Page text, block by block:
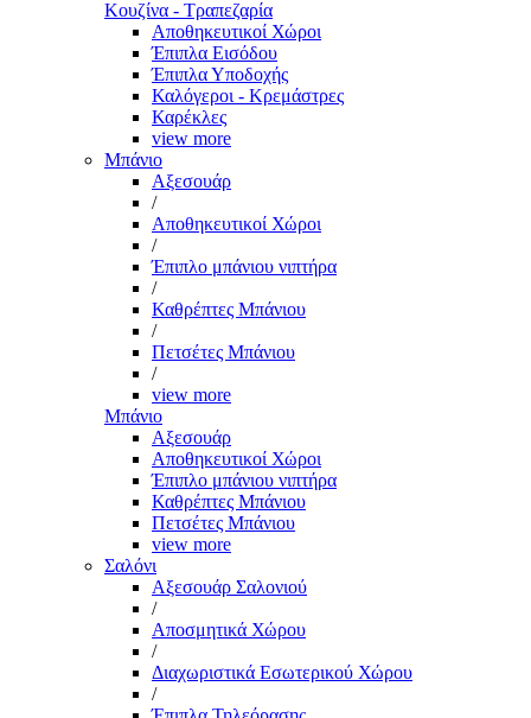
Κουζίνα - Τραπεζαρία
Αποθηκευτικοί Χώροι
Έπιπλα Εισόδου
Έπιπλα Υποδοχής
Καλόγεροι - Κρεμάστρες
Καρέκλες
view more
Μπάνιο
Αξεσουάρ
/
Αποθηκευτικοί Χώροι
/
Έπιπλο μπάνιου νιπτήρα
/
Καθρέπτες Μπάνιου
/
Πετσέτες Μπάνιου
/
view more
Μπάνιο
Αξεσουάρ
Αποθηκευτικοί Χώροι
Έπιπλο μπάνιου νιπτήρα
Καθρέπτες Μπάνιου
Πετσέτες Μπάνιου
view more
Σαλόνι
Αξεσουάρ Σαλονιού
/
Αποσμητικά Χώρου
/
Διαχωριστικά Εσωτερικού Χώρου
/